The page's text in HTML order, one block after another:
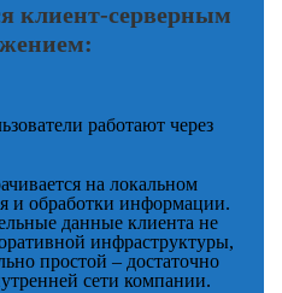
клиент-серверным
работают через
на локальном
и обработки информации.
данные клиента не
инфраструктуры,
простой – достаточно
сети компании.